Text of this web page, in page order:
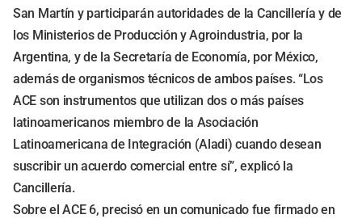
San Martín y participarán autoridades de la Cancillería y de
los Ministerios de Producción y Agroindustria, por la
Argentina, y de la Secretaría de Economía, por México,
además de organismos técnicos de ambos países. “Los
ACE son instrumentos que utilizan dos o más países
latinoamericanos miembro de la Asociación
Latinoamericana de Integración (Aladi) cuando desean
suscribir un acuerdo comercial entre sí”, explicó la
Cancillería.
Sobre el ACE 6, precisó en un comunicado fue firmado en